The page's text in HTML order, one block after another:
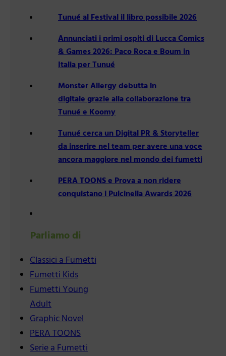
Tunué al Festival il libro possibile 2026
Annunciati i primi ospiti di Lucca Comics
& Games 2026: Paco Roca e Boum in
Italia per Tunué
Monster Allergy debutta in
digitale grazie alla collaborazione tra
Tunué e Koomy
Tunué cerca un Digital PR & Storyteller
da inserire nel team per avere una voce
ancora maggiore nel mondo dei fumetti
PERA TOONS e Prova a non ridere
conquistano i Pulcinella Awards 2026
Parliamo di
Classici a Fumetti
Fumetti Kids
Fumetti Young
Adult
Graphic Novel
PERA TOONS
Serie a Fumetti